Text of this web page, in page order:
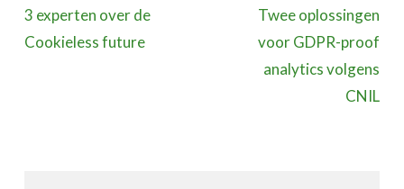
3 experten over de
Cookieless future
Twee oplossingen
voor GDPR-proof
analytics volgens
CNIL